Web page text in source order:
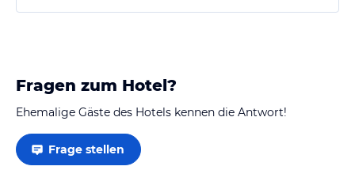
Fragen zum Hotel?
Ehemalige Gäste des Hotels kennen die Antwort!
Frage stellen